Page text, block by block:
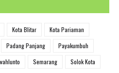
Kota Blitar
Kota Pariaman
Padang Panjang
Payakumbuh
Semarang Solok Kota